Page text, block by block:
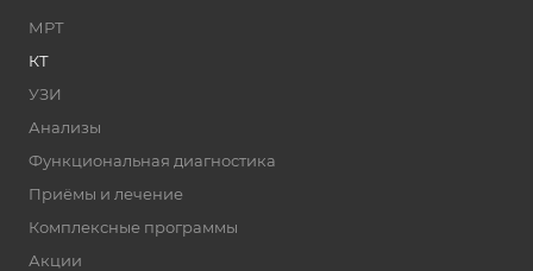
МРТ
КТ
УЗИ
Анализы
Функциональная диагностика
Приёмы и лечение
Комплексные программы
Акции